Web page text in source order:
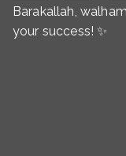
Barakallah,
your success! ✨